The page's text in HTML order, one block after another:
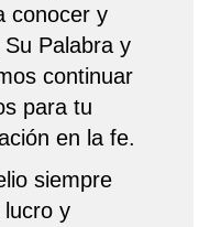
conocer y
Palabra y
continuar
para tu
en la fe.
siempre
lucro y